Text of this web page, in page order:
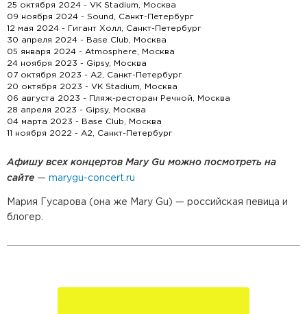
25 октября 2024 - VK Stadium, Москва
09 ноября 2024 - Sound, Санкт-Петербург
12 мая 2024 - Гигант Холл, Санкт-Петербург
30 апреля 2024 - Base Club, Москва
05 января 2024 - Atmosphere, Москва
24 ноября 2023 - Gipsy, Москва
07 октября 2023 - А2, Санкт-Петербург
20 октября 2023 - VK Stadium, Москва
06 августа 2023 - Пляж-ресторан Речной, Москва
28 апреля 2023 - Gipsy, Москва
04 марта 2023 - Base Club, Москва
11 ноября 2022 - А2, Санкт-Петербург
Афишу всех концертов Mary Gu можно посмотреть на
сайте — marygu-concert.ru
Мария Гусарова (она же Mary Gu) — российская певица и
блогер.